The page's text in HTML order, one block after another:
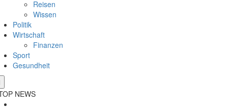
Reisen
Wissen
Politik
Wirtschaft
Finanzen
Sport
Gesundheit
NEWS